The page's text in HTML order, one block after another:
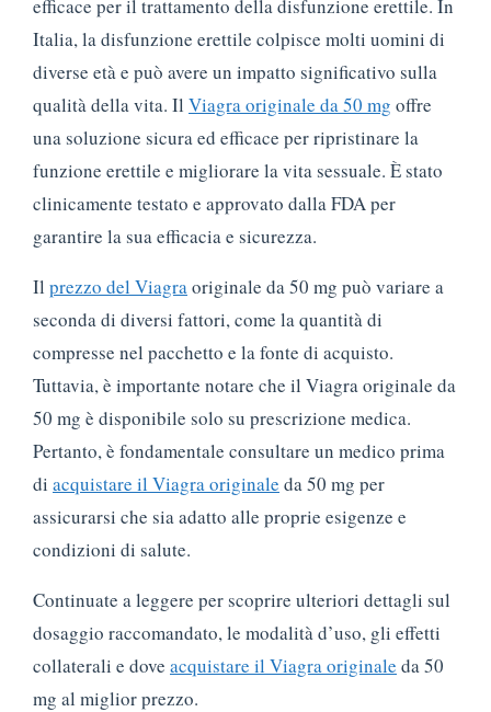
efficace per il trattamento della disfunzione erettile. In
Italia, la disfunzione erettile colpisce molti uomini di
diverse età e può avere un impatto significativo sulla
qualità della vita. Il Viagra originale da 50 mg offre
una soluzione sicura ed efficace per ripristinare la
funzione erettile e migliorare la vita sessuale. È stato
clinicamente testato e approvato dalla FDA per
garantire la sua efficacia e sicurezza.
Il prezzo del Viagraoriginale da 50 mg può variare a
seconda di diversi fattori, come la quantità di
compresse nel pacchetto e la fonte di acquisto.
Tuttavia, è importante notare che il Viagra originale da
50 mg è disponibile solo su prescrizione medica.
Pertanto, è fondamentale consultare un medico prima
di acquistare il Viagra originale da 50 mg per
assicurarsi che sia adatto alle proprie esigenze e
condizioni di salute.
Continuate a leggere per scoprire ulteriori dettagli sul
dosaggio raccomandato, le modalità d’uso, gli effetti
collaterali e dove acquistare il Viagra originale da 50
mg al miglior prezzo.